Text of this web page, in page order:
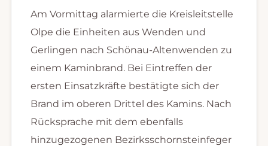
Am Vormittag alarmierte die Kreisleitstelle
Olpe die Einheiten aus Wenden und
Gerlingen nach Schönau-Altenwenden zu
einem Kaminbrand. Bei Eintreffen der
ersten Einsatzkräfte bestätigte sich der
Brand im oberen Drittel des Kamins. Nach
Rücksprache mit dem ebenfalls
hinzugezogenen Bezirksschornsteinfeger